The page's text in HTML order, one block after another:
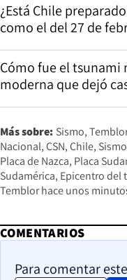
¿Está Chile
como el del 27 de
Cómo fue el
moderna que dejó
Más sobre: Sismo Temblor
Nacional CSN Chile
Placa de Nazca Placa
Sudamérica Epicentro del
Temblor hace unos
COMENTARIOS
Para comentar